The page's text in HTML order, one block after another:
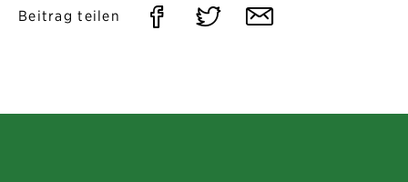
Beitrag teilen
Auf Auf Per